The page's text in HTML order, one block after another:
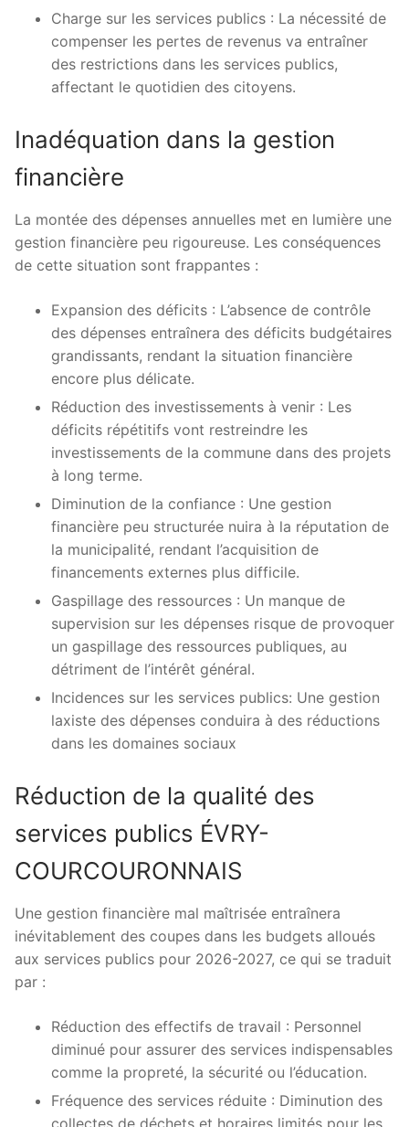
Charge sur les services publics : La nécessité de
compenser les pertes de revenus va entraîner
des restrictions dans les services publics,
affectant le quotidien des citoyens.
Inadéquation dans la gestion
financière
La montée des dépenses annuelles met en lumière une
gestion financière peu rigoureuse. Les conséquences
de cette situation sont frappantes :
Expansion des déficits : L’absence de contrôle
des dépenses entraînera des déficits budgétaires
grandissants, rendant la situation financière
encore plus délicate.
Réduction des investissements à venir : Les
déficits répétitifs vont restreindre les
investissements de la commune dans des projets
à long terme.
Diminution de la confiance : Une gestion
financière peu structurée nuira à la réputation de
la municipalité, rendant l’acquisition de
financements externes plus difficile.
Gaspillage des ressources : Un manque de
supervision sur les dépenses risque de provoquer
un gaspillage des ressources publiques, au
détriment de l’intérêt général.
Incidences sur les services publics: Une gestion
laxiste des dépenses conduira à des réductions
dans les domaines sociaux
Réduction de la qualité des
services publics ÉVRY-
COURCOURONNAIS
Une gestion financière mal maîtrisée entraînera
inévitablement des coupes dans les budgets alloués
aux services publics pour 2026-2027, ce qui se traduit
par :
Réduction des effectifs de travail : Personnel
diminué pour assurer des services indispensables
comme la propreté, la sécurité ou l’éducation.
Fréquence des services réduite : Diminution des
collectes de déchets et horaires limités pour les